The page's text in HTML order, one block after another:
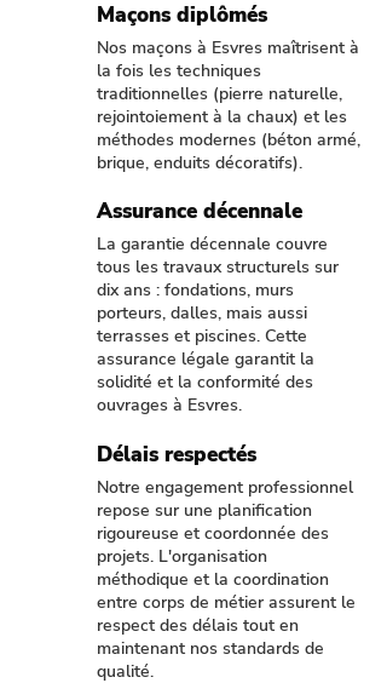
Maçons diplômés
Nos maçons à Esvres maîtrisent à
la fois les techniques
traditionnelles (pierre naturelle,
rejointoiement à la chaux) et les
méthodes modernes (béton armé,
brique, enduits décoratifs).
Assurance décennale
La garantie décennale couvre
tous les travaux structurels sur
dix ans : fondations, murs
porteurs, dalles, mais aussi
terrasses et piscines. Cette
assurance légale garantit la
solidité et la conformité des
ouvrages à Esvres.
Délais respectés
Notre engagement professionnel
repose sur une planification
rigoureuse et coordonnée des
projets. L'organisation
méthodique et la coordination
entre corps de métier assurent le
respect des délais tout en
maintenant nos standards de
qualité.